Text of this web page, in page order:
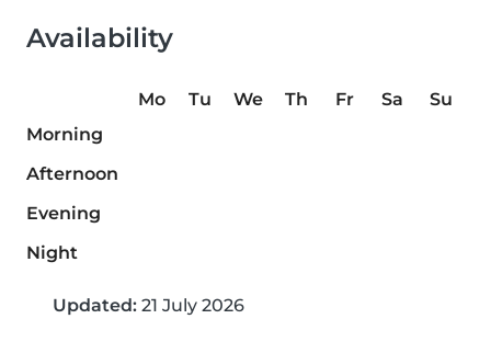
Availability
Mo Tu We Th Fr Sa
Su
Morning
Afternoon
Evening
Night
Updated: 21 July 2026